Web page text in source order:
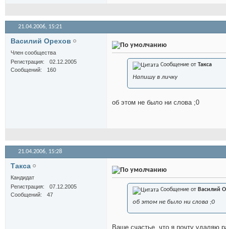
21.04.2006, 15:21
Василий Орехов
Член сообщества
Регистрация
02.12.2005
Сообщений
160
Сообщение от Такса
Напишу в личку
об этом не было ни слова ;0
21.04.2006, 15:28
Такса
Кандидат
Регистрация
07.12.2005
Сообщений
47
Сообщение от Василий
об этом не было ни слова ;0
Ваше счастье, что я почту удаляю